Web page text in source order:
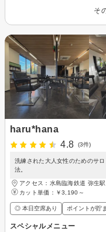
そ
haru*hana
4.8
(3件)
洗練された大人女性のためのサ
法。
アクセス：水島臨海鉄道 弥生
カット単価： ￥3,190～
◎ 本日空席あり ポイントが貯
スペシャルメニュー